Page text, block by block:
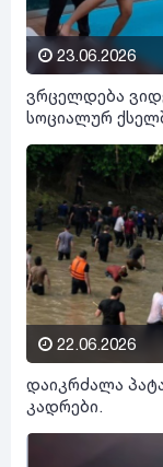
23.06.2026
ვრცელდება
სოციალურ
22.06.2026
დაიკრძალა
კადრები.